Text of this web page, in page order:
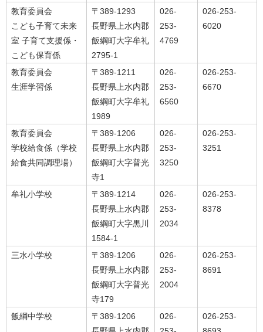
教育委員会
こども子育て未来
室 子育て支援係・
こども保育係
〒389-1293
長野県上水内郡
飯綱町大字牟礼
2795-1
026-
253-
4769
026-253-
6020
教育委員会
生涯学習係
〒389-1211
長野県上水内郡
飯綱町大字牟礼
1989
026-
253-
6560
026-253-
6670
教育委員会
学校給食係（学校
給食共同調理場）
〒389-1206
長野県上水内郡
飯綱町大字普光
寺1
026-
253-
3250
026-253-
3251
牟礼小学校
〒389-1214
長野県上水内郡
飯綱町大字黒川
1584-1
026-
253-
2034
026-253-
8378
三水小学校
〒389-1206
長野県上水内郡
飯綱町大字普光
寺179
026-
253-
2004
026-253-
8691
飯綱中学校
〒389-1206
026-
026-253-